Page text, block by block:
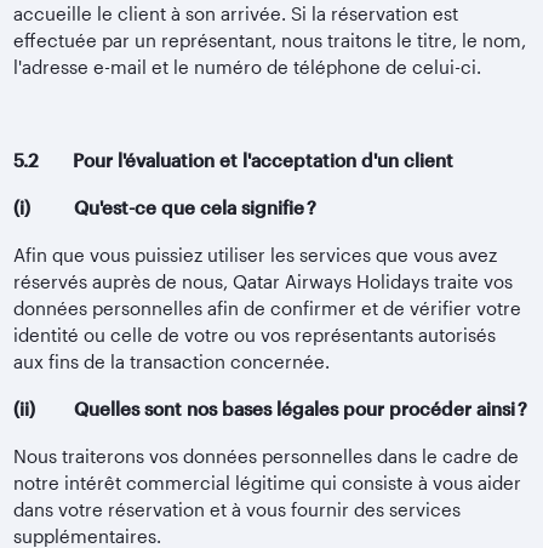
accueille le client à son arrivée. Si la réservation est
effectuée par un représentant, nous traitons le titre, le nom,
l'adresse e-mail et le numéro de téléphone de celui-ci.
5.2 Pour l'évaluation et l'acceptation d'un client
(i) Qu'est-ce que cela signifie ?
Afin que vous puissiez utiliser les services que vous avez
réservés auprès de nous, Qatar Airways Holidays traite vos
données personnelles afin de confirmer et de vérifier votre
identité ou celle de votre ou vos représentants autorisés
aux fins de la transaction concernée.
(ii) Quelles sont nos bases légales pour procéder ainsi ?
Nous traiterons vos données personnelles dans le cadre de
notre intérêt commercial légitime qui consiste à vous aider
dans votre réservation et à vous fournir des services
supplémentaires.